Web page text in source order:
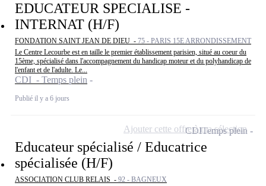
EDUCATEUR SPECIALISE -
INTERNAT (H/F)
FONDATION SAINT JEAN DE DIEU - 75 - PARIS 15E ARRONDISSEMENT
Le Centre Lecourbe est en taille le premier établissement parisien, situé au coeur du
15ème, spécialisé dans l'accompagnement du handicap moteur et du polyhandicap de
l'enfant et de l'adulte. Le...
CDI - Temps plein
Publié il y a 6 jours
Educateur spécialisé / Educatrice
spécialisée (H/F)
ASSOCIATION CLUB RELAIS - 92 - BAGNEUX
CDITemps plein
Ajouter cette offre à ma sélection